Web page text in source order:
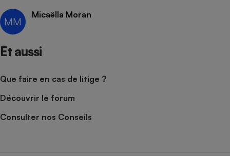
MM
Micaëlla Moran
Et aussi
Que faire en cas de litige ?
Découvrir le forum
Consulter nos Conseils